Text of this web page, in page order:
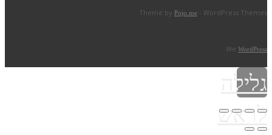
Theme by Pojo.me - WordPress Themes
We WordPress
גלילה
לראש